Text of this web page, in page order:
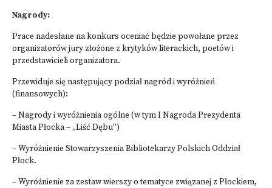
Nagrody:
Prace nadesłane na konkurs oceniać będzie powołane przez
organizatorów jury złożone z krytyków literackich, poetów i
przedstawicieli organizatora.
Przewiduje się następujący podział nagród i wyróżnień
(finansowych):
– Nagrody i wyróżnienia ogólne (w tym I Nagroda Prezydenta
Miasta Płocka – „Liść Dębu”)
– Wyróżnienie Stowarzyszenia Bibliotekarzy Polskich Oddział
Płock.
– Wyróżnienie za zestaw wierszy o tematyce związanej z Płockiem,